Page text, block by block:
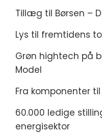
Tillæg til Børsen –
Lys til fremtidens
Grøn hightech på
Model
Fra komponenter
60.000 ledige
energisektor